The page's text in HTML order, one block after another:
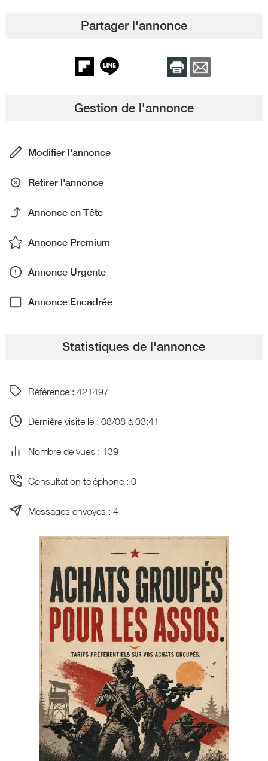
Partager l'annonce
Gestion de l'annonce
Modifier l'annonce
Retirer l'annonce
Annonce en Tête
Annonce Premium
Annonce Urgente
Annonce Encadrée
Statistiques de l'annonce
Référence : 421497
Dernière visite le : 08/08 à 03:41
Nombre de vues : 139
Consultation téléphone : 0
Messages envoyés : 4